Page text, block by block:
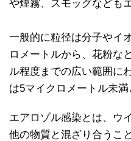
や煙霧、スモッグなども
一般的に粒径は分子やイ
ロメートルから、花粉な
ル程度までの広い範囲に
は5マイクロメートル未満
エアロゾル感染とは、ウ
他の物質と混ざり合うこ